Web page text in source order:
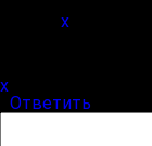
x
x
Ответить